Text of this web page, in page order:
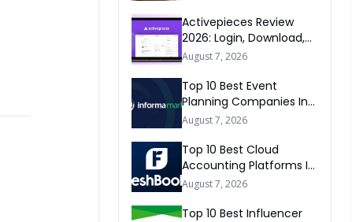
Activepieces Review
2026: Login, Download,
AI, Pricing, Automation &
August 7, 2026
Top 10 Best Event
Planning Companies In
The World 2026
August 7, 2026
Top 10 Best Cloud
Accounting Platforms In
The World 2026
August 7, 2026
Top 10 Best Influencer